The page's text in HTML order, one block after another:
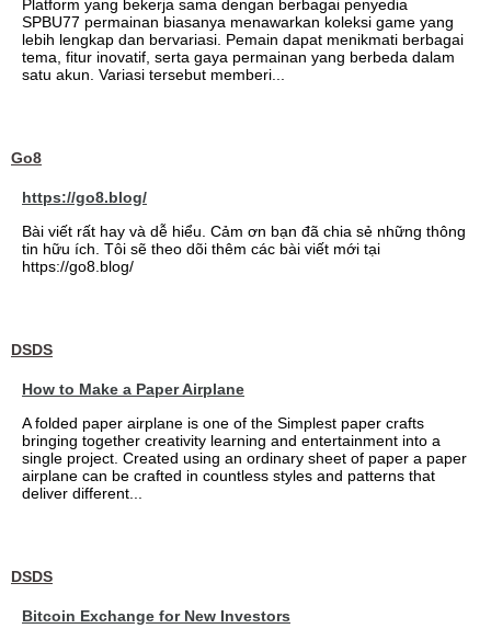
Platform yang bekerja sama dengan berbagai penyedia
SPBU77 permainan biasanya menawarkan koleksi game yang
lebih lengkap dan bervariasi. Pemain dapat menikmati berbagai
tema, fitur inovatif, serta gaya permainan yang berbeda dalam
satu akun. Variasi tersebut memberi...
Go8
https://go8.blog/
Bài viết rất hay và dễ hiểu. Cảm ơn bạn đã chia sẻ những thông
tin hữu ích. Tôi sẽ theo dõi thêm các bài viết mới tại
https://go8.blog/
DSDS
How to Make a Paper Airplane
A folded paper airplane is one of the Simplest paper crafts
bringing together creativity learning and entertainment into a
single project. Created using an ordinary sheet of paper a paper
airplane can be crafted in countless styles and patterns that
deliver different...
DSDS
Bitcoin Exchange for New Investors